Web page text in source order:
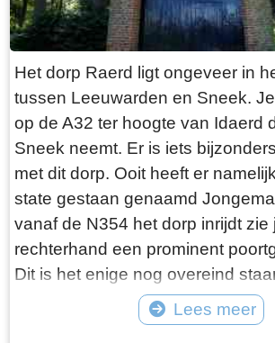
dan dit de vissersboot van de
Vries is. Zij zijn de laatste
van Laaksum. Eerder was er
bescheiden vloot maar de
Laaksum zijn er al lang geleden
De gebroeders De Vries houden
en vangen regelmatig bot bij
dat de ze inmiddels aardig op
ieder geval over de zestig. Ik
nog even kunnen volhouden tot
pensioenleeftijd. Want zodra zij
vangt iedereen bot bij Laaksum.
Het dorp Raerd ligt ongeveer in
tussen Leeuwarden en Sneek.
op de A32 ter hoogte van Idaerd
Sneek neemt. Er is iets
met dit dorp. Ooit heeft er
state gestaan genaamd
vanaf de N354 het dorp inrijdt zie
rechterhand een prominent
Dit is het enige nog overeind
van Jongemastate. Het
toegang tot het park
Lees meer